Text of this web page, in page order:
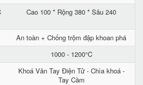
Cao 100 * Rộng 380 * Sâu 240
An toàn + Chống trộm đập khoan phá
1000 - 1200°C
Khoá Vân Tay Điện Tử - Chìa khoá -
Tay Cầm